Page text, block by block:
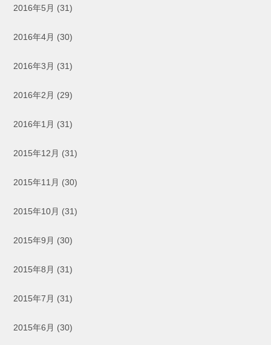
2016年5月 (31)
2016年4月 (30)
2016年3月 (31)
2016年2月 (29)
2016年1月 (31)
2015年12月 (31)
2015年11月 (30)
2015年10月 (31)
2015年9月 (30)
2015年8月 (31)
2015年7月 (31)
2015年6月 (30)